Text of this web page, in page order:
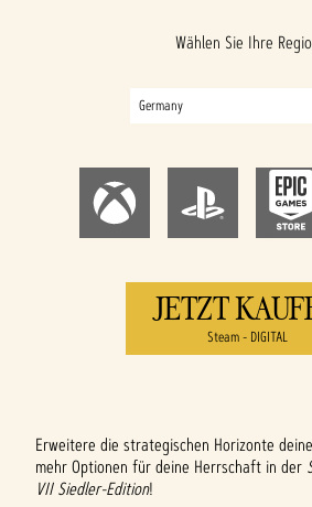
Wählen Sie Ihre
JETZT
Steam - DIGITAL
Erweitere die strategischen Horizonte
mehr Optionen für deine Herrschaft in der
VII Siedler-Edition!